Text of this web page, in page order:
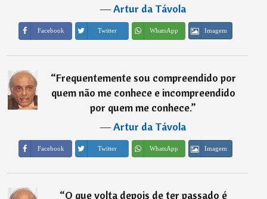
―Artur da Távola
Facebook Twitter WhatsApp Imagem
“Frequentemente sou compreendido por
quem não me conhece e incompreendido
por quem me conhece.”
―Artur da Távola
Facebook Twitter WhatsApp Imagem
“O que volta depois de ter passado é